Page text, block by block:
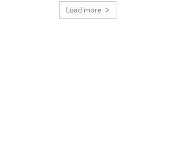
Load more